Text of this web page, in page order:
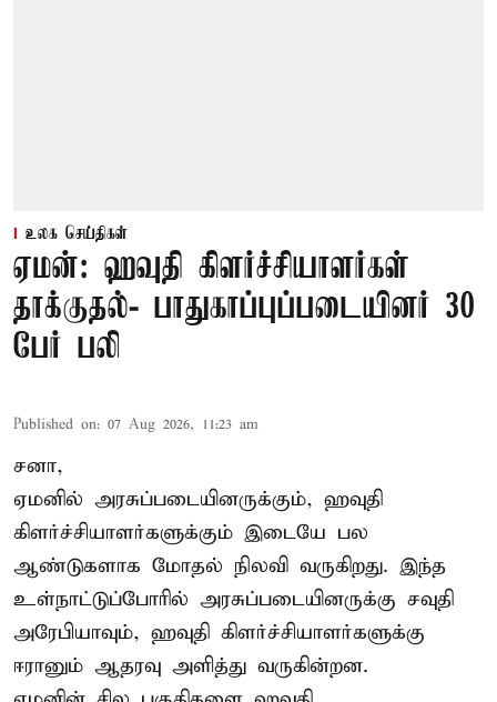
உலக செய்திகள்
ஏமன்: ஹவுதி கிளர்ச்சியாளர்கள்
தாக்குதல்- பாதுகாப்புப்படையினர் 30
பேர் பலி
Published on: 07 Aug 2026, 11:23 am
சனா,
ஏமனில் அரசுப்படையினருக்கும், ஹவுதி
கிளர்ச்சியாளர்களுக்கும் இடையே பல
ஆண்டுகளாக மோதல் நிலவி வருகிறது. இந்த
உள்நாட்டுப்போரில் அரசுப்படையினருக்கு சவுதி
அரேபியாவும், ஹவுதி கிளர்ச்சியாளர்களுக்கு
ஈரானும் ஆதரவு அளித்து வருகின்றன.